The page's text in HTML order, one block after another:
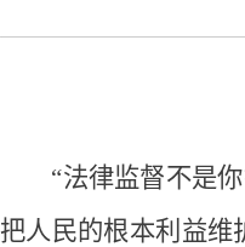
“法律监督不是你
把人民的根本利益维